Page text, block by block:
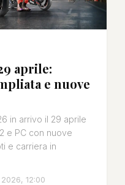
aprile:
e nuove
in arrivo il 29 aprile
e PC con nuove
e carriera in
12:00